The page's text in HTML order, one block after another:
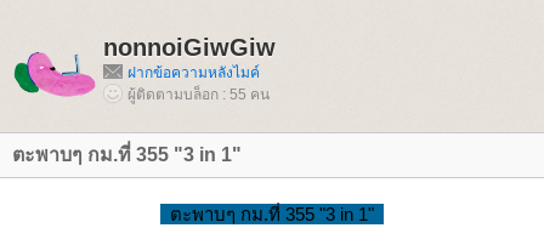
nonnoiGiwGiw
ฝากข้อความหลังไมค์
ผู้ติดตามบล็อก : 55 คน
ตะพาบๆ กม.ที่ 355 "3 in 1"
ตะพาบๆ กม.ที่ 355 "3 in 1"